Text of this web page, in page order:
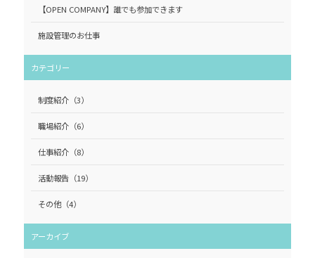
【OPEN COMPANY】誰でも参加できます
施設管理のお仕事
カテゴリー
制度紹介（3）
職場紹介（6）
仕事紹介（8）
活動報告（19）
その他（4）
アーカイブ